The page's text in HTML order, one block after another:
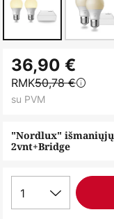
to
the
beginning
the
images
gallery
"Nordlux"
2vnt+Bridge
36,90 €
RMK50,78 €
su PVM
1